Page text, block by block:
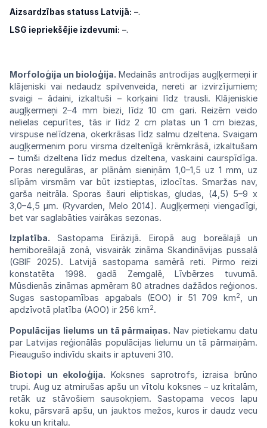
Aizsardzības statuss Latvijā: –.
LSG iepriekšējie izdevumi: –.
Morfoloģija un bioloģija. Medainās antrodijas augļķermeņiir
klājeniski vai nedaudz spilvenveida,neretiar izvirzījumiem;
svaigi–ādaini, izkaltuši – korķaini līdz trausli. Klājeniskie
augļķermeņi 2–4 mm biezi, līdz 10 cm gari. Reizēmveido
nelielascepurītes, tās ir līdz 2 cm platas un 1 cm biezas,
virspuse nelīdzena, okerkrāsas līdz salmu dzeltena. Svaigam
augļķermenimporu virsmadzeltenīgā krēmkrāsā,izkaltušam
– tumši dzeltena līdzmedus dzeltena,vaskainicaurspīdīga.
Porasneregulāras,ar plānām sieniņām 1,0–1,5 uz 1 mm, uz
slīpām virsmām var būt izstieptas, izlocītas. Smaržas nav,
garša neitrāla. Sporas šauri eliptiskas, gludas, (4,5) 5–9 x
3,0–4,5 µm. (Ryvarden, Melo 2014). Augļķermeņiviengadīgi,
bet var saglabāties vairākas sezonas.
Izplatība. Sastopama Eirāzijā. Eiropā aug boreālajā un
hemiboreālajā zonā, visvairāk zināma Skandināvijas pussalā
(GBIF 2025). Latvijā sastopama samērā reti. Pirmo reizi
konstatēta 1998. gadā Zemgalē, Līvbērzes tuvumā.
Mūsdienās zināmas apmēram 80 atradnes dažādos reģionos.
Sugas sastopamības apgabals (EOO) ir 51 709 km2, un
apdzīvotā platība (AOO) ir 256 km2.
Populācijas lielums un tā pārmaiņas. Nav pietiekamu datu
par Latvijas reģionālās populācijas lielumu un tā pārmaiņām.
Pieaugušo indivīdu skaits ir aptuveni 310.
Biotopi un ekoloģija.Koksnes saprotrofs,izraisabrūno
trupi. Aug uz atmirušas apšu un vītolu koksnes – uz kritalām,
retākuz stāvošiemsausokņiem. Sastopama vecos
lapu
koku, pārsvarā apšu, un jauktos mežos, kuros ir daudz vecu
koku un kritalu.